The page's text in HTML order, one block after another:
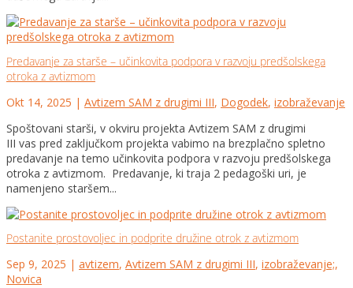
Predavanje za starše – učinkovita podpora v razvoju predšolskega
otroka z avtizmom
Okt 14, 2025 | Avtizem SAM z drugimi III, Dogodek, izobraževanje
Spoštovani starši, v okviru projekta Avtizem SAM z drugimi
III vas pred zaključkom projekta vabimo na brezplačno spletno
predavanje na temo učinkovita podpora v razvoju predšolskega
otroka z avtizmom. Predavanje, ki traja 2 pedagoški uri, je
namenjeno staršem...
Postanite prostovoljec in podprite družine otrok z avtizmom
Sep 9, 2025 | avtizem, Avtizem SAM z drugimi III, izobraževanje;,
Novica